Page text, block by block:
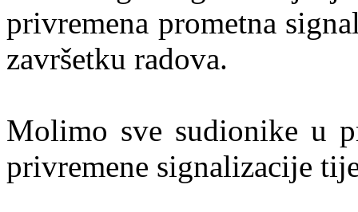
privremena prometna
završetku radova.
Molimo sve sudionike u
privremene signalizacije